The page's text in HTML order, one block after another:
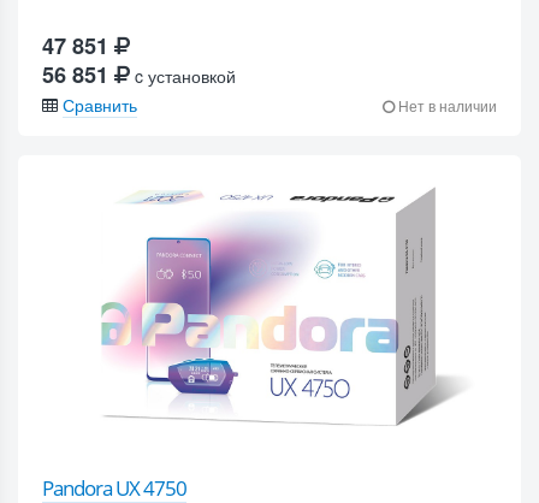
47 851
56 851
c установкой
Сравнить
Нет в наличии
Pandora UX 4750